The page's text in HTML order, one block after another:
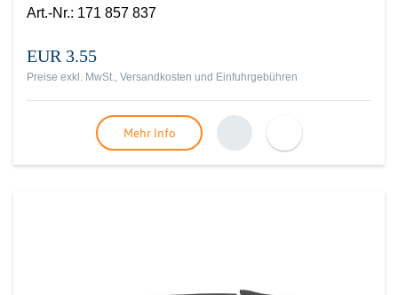
Art.-Nr.: 171 857 837
EUR 3.55
Preise exkl. MwSt., Versandkosten und Einfuhrgebühren
Mehr Info